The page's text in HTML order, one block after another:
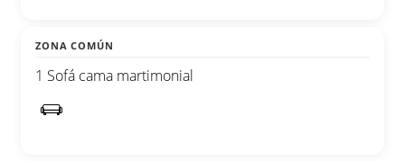
ZONA COMÚN
1 Sofá cama martimonial